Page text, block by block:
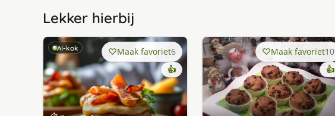
Lekker hierbij
AI-kok Maak favoriet6
👍
Maak favoriet10
👍